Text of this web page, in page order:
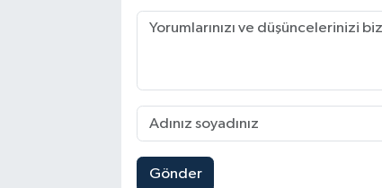
Gönder